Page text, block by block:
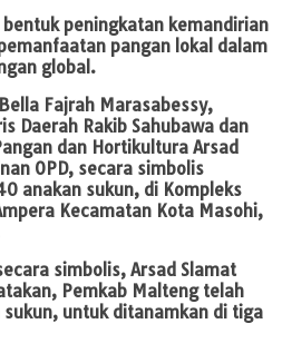
peningkatan kemandirian
pangan lokal dalam
global.
Fajrah Marasabessy,
Daerah Rakib Sahubawa dan
dan Hortikultura Arsad
OPD, secara simbolis
anakan sukun, di Kompleks
Kecamatan Kota Masohi,
simbolis, Arsad Slamat
Pemkab Malteng telah
untuk ditanamkan di tiga